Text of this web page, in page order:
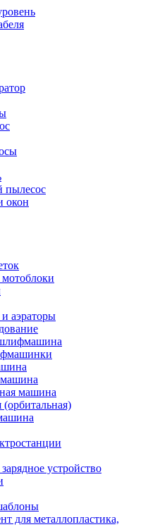
окон
аэраторы
машина
устройство
для металлопластика,